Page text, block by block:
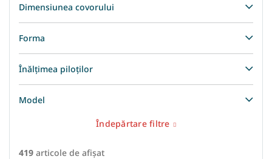
Dimensiunea covorului
Forma
Înălțimea piloților
Model
Îndepărtare filtre
419 articole de afişat